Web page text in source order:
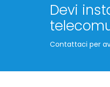
Devi
Contattaci per